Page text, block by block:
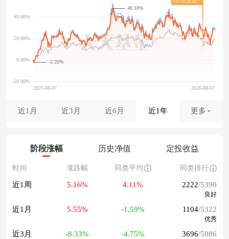
-2.20%
48.18%
近1月 近3月 近6月 近1年 更多
阶段涨幅 历史净值 定投收益
时间 涨跌幅 同类平均 同类排行
近1周 5.16% 4.11% 2222/5390
良好
近1月 5.55% -1.59% 1104/5322
优秀
近3月 -8.33% -4.75% 3696/5086